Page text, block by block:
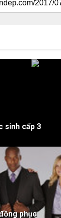
sinh cấp 3
phục